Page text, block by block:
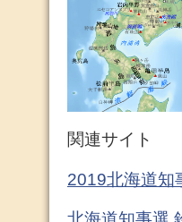
関連サイト
2019北海道知